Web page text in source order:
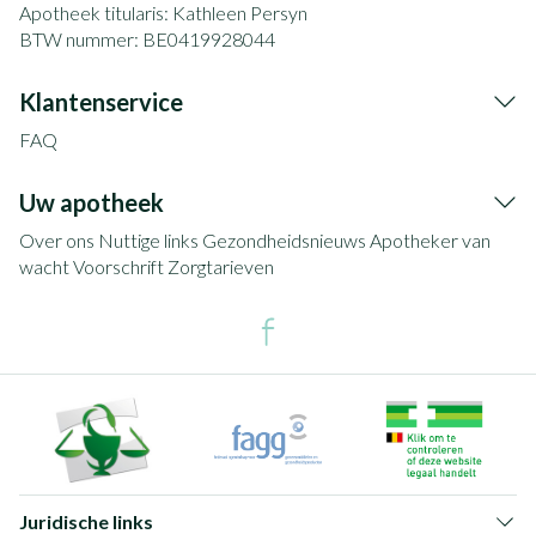
Apotheek titularis: Kathleen Persyn
BTW nummer: BE0419928044
Klantenservice
FAQ
Uw apotheek
Over ons Nuttige links Gezondheidsnieuws Apotheker van
wachtVoorschrift Zorgtarieven
Juridische links